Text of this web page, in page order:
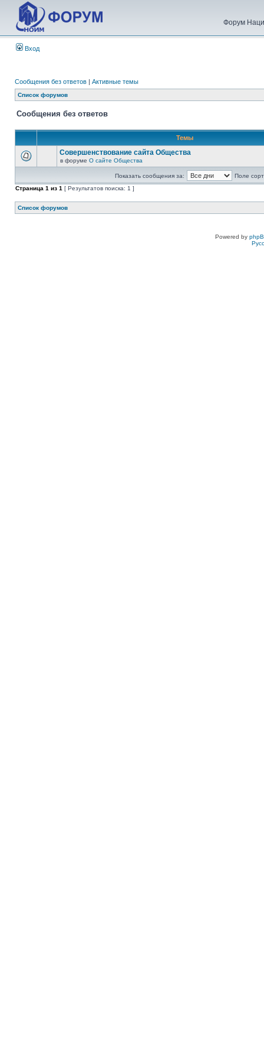
Форум
Вход
Сообщения без ответов | Активные темы
Список форумов
Сообщения без ответов
Темы
Совершенствование сайта Общества
в форуме О сайте Общества
Показать сообщения за:
Поле
Страница 1 из 1 [ Результатов поиска: 1 ]
Список форумов
Powered by